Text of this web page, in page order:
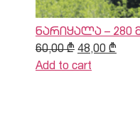
ნარიყალა – 280
60,00₾ 48,00 ₾
Add to cart